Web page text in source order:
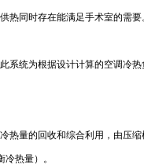
热同时存在能满足手术室的需要
系统为根据设计计算的空调冷
热量的回收和综合利用，由压
热量）。